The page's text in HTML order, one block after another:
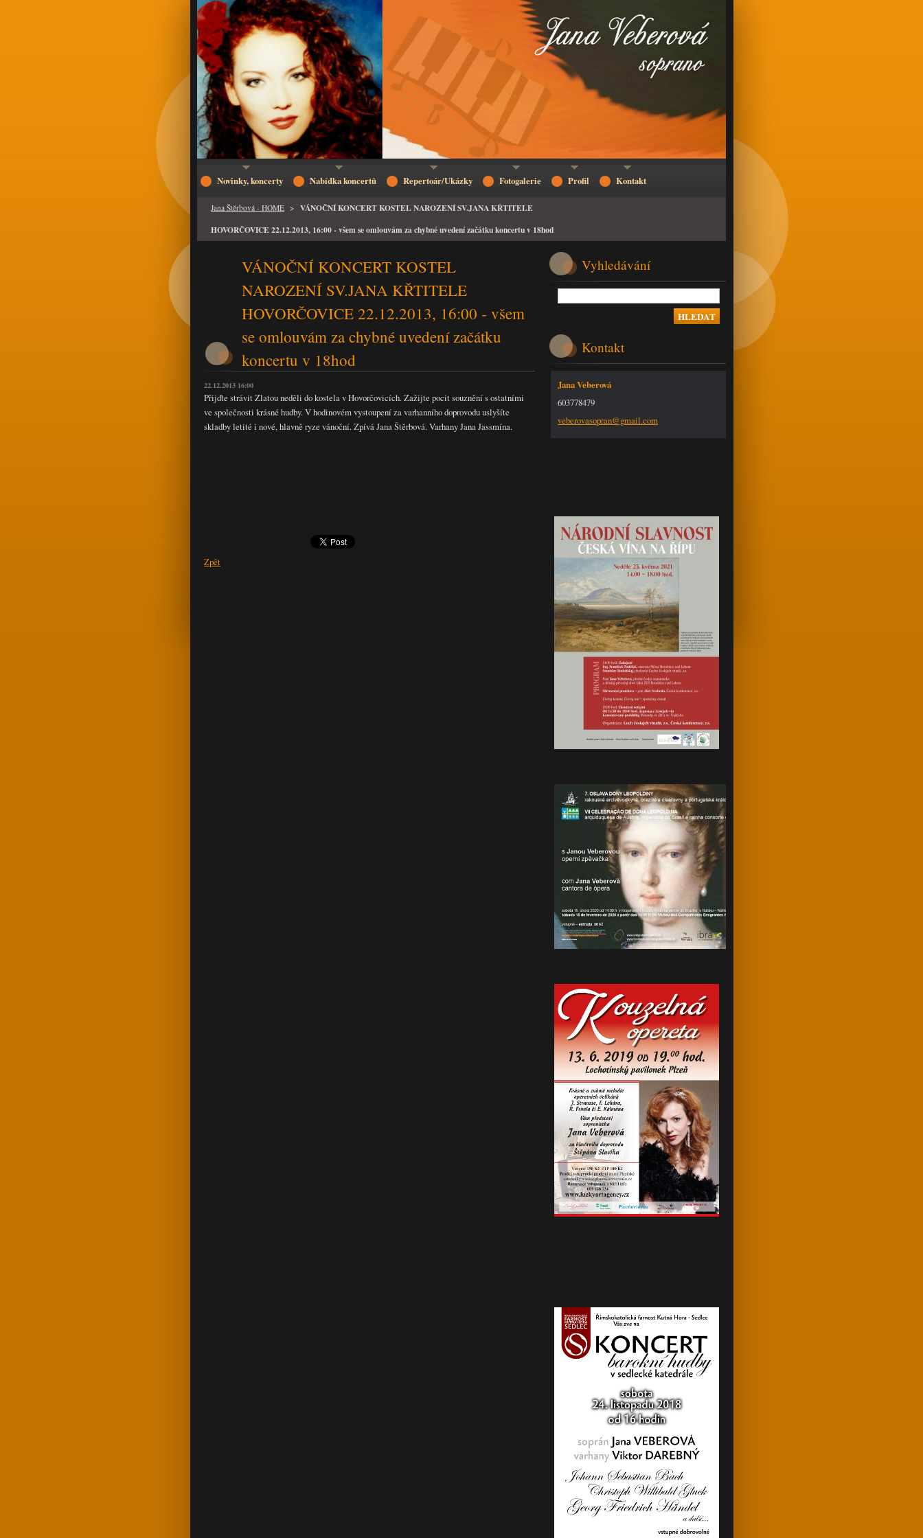
Jana Štěrbová - HOME > VÁNOČNÍ KONCERT KOSTEL NAROZENÍ SV.JANA KŘTITELE
HOVORČOVICE 22.12.2013, 16:00 - všem se omlouvám za chybné uvedení začátku koncertu v 18hod
VÁNOČNÍ KONCERT KOSTEL
NAROZENÍ SV.JANA KŘTITELE
HOVORČOVICE 22.12.2013, 16:00 - všem
se omlouvám za chybné uvedení začátku
koncertu v 18hod
22.12.2013 16:00
Přijďte strávit Zlatou neděli do kostela v Hovorčovicích. Zažijte pocit souznění s ostatními
ve společnosti krásné hudby. V hodinovém vystoupení za varhanního doprovodu uslyšíte
skladby letité i nové, hlavně ryze vánoční. Zpívá Jana Štěrbová. Varhany Jana Jassmína.
Zpět
Vyhledávání
Kontakt
Jana Veberová
603778479
veberovasopran@gmail.com
Novinky, koncerty Nabídka koncertů Repertoár/Ukázky Fotogalerie Profil Kontakt